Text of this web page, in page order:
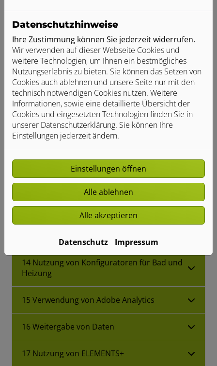
7 Verwendung von Google Maps
8 Verwendung von Google Fonts
9 Eingebettete Videos, Bilder und Links zu
externen Internetseiten
10 Bekanntmachung von Veränderungen
11 Rechte der betroffenen Personen
12 Berechtigte Interessen an der
Verarbeitung, die von dem Verantwortlichen
oder einem Dritten verfolgt werden
14 Nutzung von Konfiguratoren für Bad und
Heizung
15 Verwendung von Adobe Analytics
16 Weitergabe von Daten
17 Nutzung von ELEMENTS+
Datenschutzhinweise
Ihre Zustimmung können Sie jederzeit widerrufen.
Wir verwenden auf dieser Webseite Cookies und
weitere Technologien, um Ihnen ein bestmögliches
Nutzungserlebnis zu bieten. Sie können das Setzen von
Cookies auch ablehnen und unsere Seite nur mit den
technisch notwendigen Cookies nutzen. Weitere
Informationen, sowie eine detaillierte Übersicht der
Cookies und eingesetzten Technologien finden Sie in
unserer Datenschutzerklärung. Sie können Ihre
Einstellungen jederzeit ändern.
Einstellungen öffnen
Alle ablehnen
Alle akzeptieren
Datenschutz Impressum